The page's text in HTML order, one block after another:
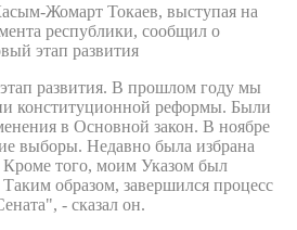
Жомарт Токаев, выступая на
республики, сообщил о
этап развития
развития. В прошлом году мы
конституционной реформы. Были
в Основной закон. В ноябре
выборы. Недавно была избрана
Кроме того, моим Указом был
Таким образом, завершился процесс
- сказал он.